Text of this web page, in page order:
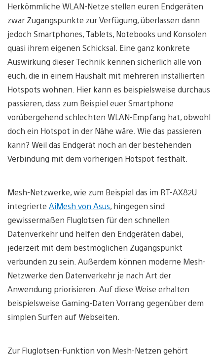
Herkömmliche WLAN-Netze stellen euren Endgeräten
zwar Zugangspunkte zur Verfügung, überlassen dann
jedoch Smartphones, Tablets, Notebooks und Konsolen
quasi ihrem eigenen Schicksal. Eine ganz konkrete
Auswirkung dieser Technik kennen sicherlich alle von
euch, die in einem Haushalt mit mehreren installierten
Hotspots wohnen. Hier kann es beispielsweise durchaus
passieren, dass zum Beispiel euer Smartphone
vorübergehend schlechten WLAN-Empfang hat, obwohl
doch ein Hotspot in der Nähe wäre. Wie das passieren
kann? Weil das Endgerät noch an der bestehenden
Verbindung mit dem vorherigen Hotspot festhält.
Mesh-Netzwerke, wie zum Beispiel das im RT-AX82U
integrierte AiMesh von Asus, hingegen sind
gewissermaßen Fluglotsen für den schnellen
Datenverkehr und helfen den Endgeräten dabei,
jederzeit mit dem bestmöglichen Zugangspunkt
verbunden zu sein. Außerdem können moderne Mesh-
Netzwerke den Datenverkehr je nach Art der
Anwendung priorisieren. Auf diese Weise erhalten
beispielsweise Gaming-Daten Vorrang gegenüber dem
simplen Surfen auf Webseiten.
Zur Fluglotsen-Funktion von Mesh-Netzen gehört